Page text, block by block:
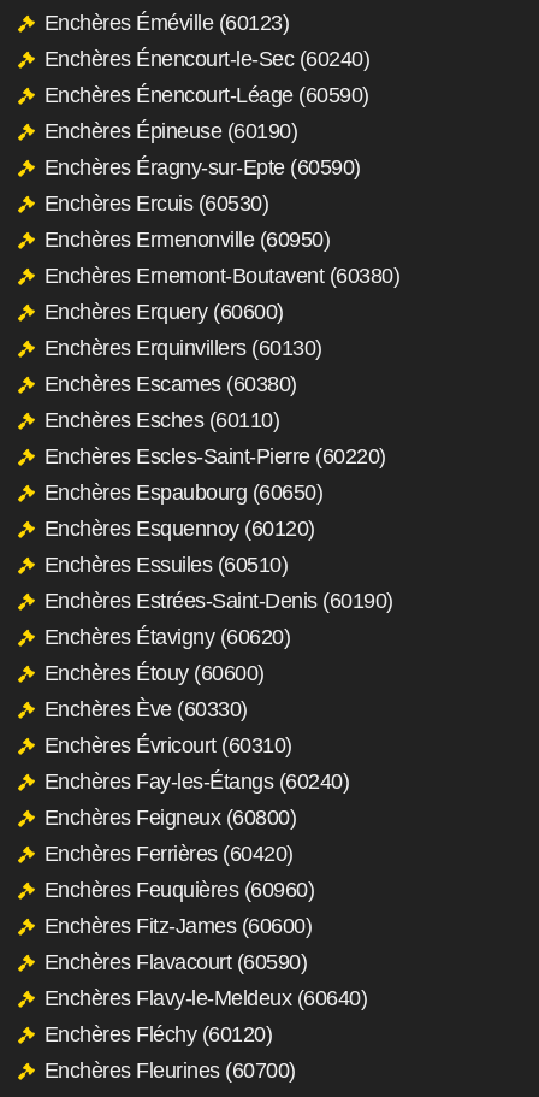
Enchères Éméville (60123)
Enchères Énencourt-le-Sec (60240)
Enchères Énencourt-Léage (60590)
Enchères Épineuse (60190)
Enchères Éragny-sur-Epte (60590)
Enchères Ercuis (60530)
Enchères Ermenonville (60950)
Enchères Ernemont-Boutavent (60380)
Enchères Erquery (60600)
Enchères Erquinvillers (60130)
Enchères Escames (60380)
Enchères Esches (60110)
Enchères Escles-Saint-Pierre (60220)
Enchères Espaubourg (60650)
Enchères Esquennoy (60120)
Enchères Essuiles (60510)
Enchères Estrées-Saint-Denis (60190)
Enchères Étavigny (60620)
Enchères Étouy (60600)
Enchères Ève (60330)
Enchères Évricourt (60310)
Enchères Fay-les-Étangs (60240)
Enchères Feigneux (60800)
Enchères Ferrières (60420)
Enchères Feuquières (60960)
Enchères Fitz-James (60600)
Enchères Flavacourt (60590)
Enchères Flavy-le-Meldeux (60640)
Enchères Fléchy (60120)
Enchères Fleurines (60700)